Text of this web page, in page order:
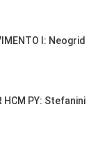
I: Neogrid
HCM PY: Stefanini